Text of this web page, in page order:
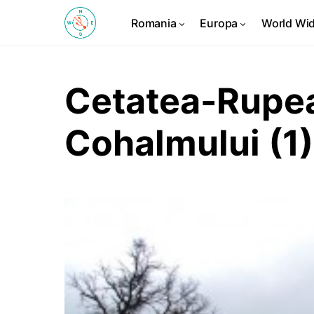
Romania Europa World
Cetatea-
Cohalmului (1)